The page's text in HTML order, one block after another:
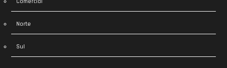
Norte
Sul